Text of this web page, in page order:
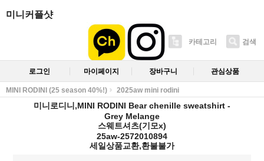
미니커플샷
카테고리 검색
로그인 마이페이지 장바구니 관심상품
MINI RODINI (25 season 40%!) 2025aw mini rodini
미니로디니,MINI RODINI Bear chenille sweatshirt -
Grey Melange
스웨트셔츠(기모x)
25aw-2572010894
세일상품교환,환불불가